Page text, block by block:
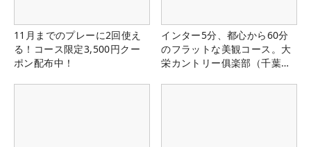
11月までのプレーに2回使え
る！コース限定3,500円クー
ポン配布中！
インター5分、都心から60分
のフラットな美観コース。大
栄カントリー俱楽部（千葉